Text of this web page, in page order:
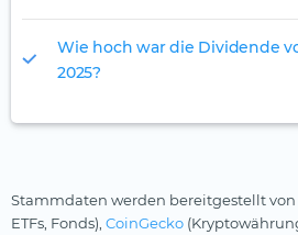
Wie hoch war die Dividende
2025?
Stammdaten werden bereitgestellt von
ETFs, Fonds), CoinGecko